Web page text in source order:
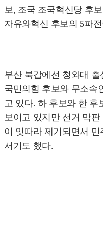
보, 조국 조국혁신당 후
자유와혁신 후보의 5파
부산 북갑에선 청와대
국민의힘 후보와 무소속
고 있다. 하 후보와 한 후
보이고 있지만 선거 막
이 잇따라 제기되면서
서기도 했다.